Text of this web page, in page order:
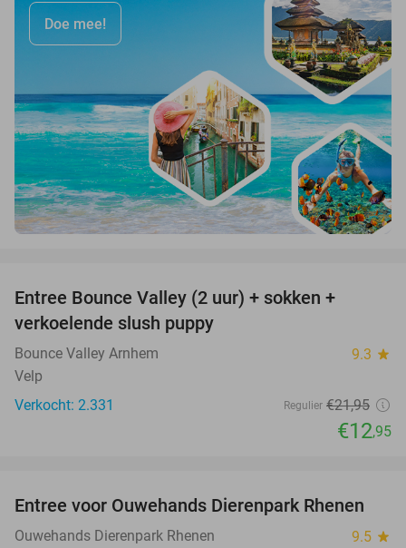
Doe mee!
Entree Bounce Valley (2 uur) + sokken +
verkoelende slush puppy
Bounce Valley Arnhem 9.3 star
Velp
Verkocht: 2.331
Regulier €21,95
€12,95
19%
Entree voor Ouwehands Dierenpark Rhenen
Ouwehands Dierenpark Rhenen 9.5 star